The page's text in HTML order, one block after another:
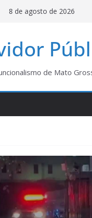
8 de agosto de 2026
de Mato